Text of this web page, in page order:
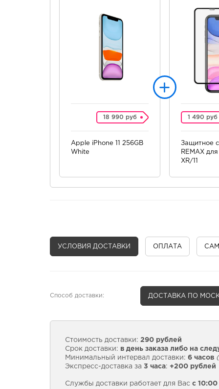
18 990 руб
Apple iPhone 11 256GB
White
1 490 руб
Защитное
REMAX
XR/11
УСЛОВИЯ ДОСТАВКИ ОПЛАТА
Способ доставки: ДОСТАВКА ПО
Стоимость доставки: 290 рублей
Срок доставки: в день заказа либо на
Минимальный интервал доставки: 6 часов
Экспресс-доставка за 3 часа: +200 рублей
Службы доставки работает для Вас с